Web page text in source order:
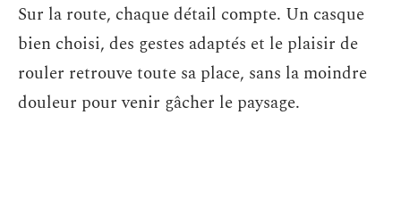
Sur la route, chaque détail compte. Un casque
bien choisi, des gestes adaptés et le plaisir de
rouler retrouve toute sa place, sans la moindre
douleur pour venir gâcher le paysage.